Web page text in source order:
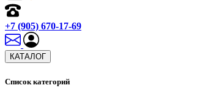
+7 (905) 670-17-69
КАТАЛОГ
Список категорий